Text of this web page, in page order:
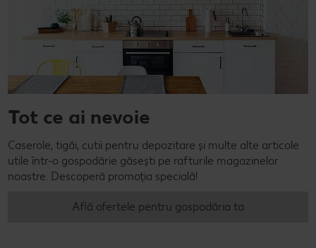
Tot ce ai nevoie
Caserole, tigăi, cutii pentru depozitare și multe alte articole
utile într-o gospodărie găsești pe rafturile magazinelor
noastre. Descoperă promoția specială!
Află ofertele pentru gospodăria ta